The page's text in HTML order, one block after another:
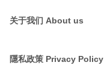
关于我们 About us
隱私政策 Privacy Policy